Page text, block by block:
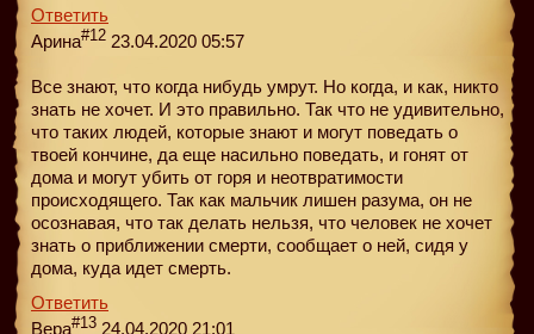
Ответить
Арина#12 23.04.2020 05:57
Все знают, что когда нибудь умрут. Но когда, и как, никто
знать не хочет. И это правильно. Так что не удивительно,
что таких людей, которые знают и могут поведать о
твоей кончине, да еще насильно поведать, и гонят от
дома и могут убить от горя и неотвратимости
происходящего. Так как мальчик лишен разума, он не
осознавая, что так делать нельзя, что человек не хочет
знать о приближении смерти, сообщает о ней, сидя у
дома, куда идет смерть.
Ответить
Вера#13 24.04.2020 21:01